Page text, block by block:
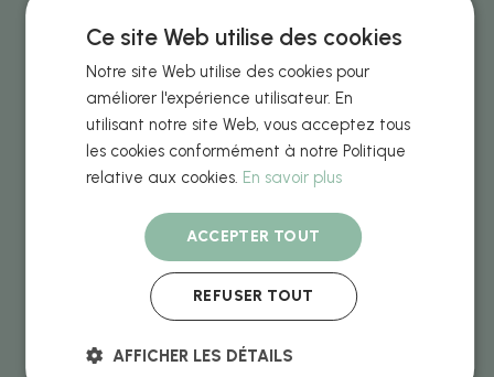
?
Dois-je payer des
taxes ?
plus rapide
Puis-je voir un
Ce site Web utilise des cookies
Notre site Web utilise des cookies pour
améliorer l'expérience utilisateur. En
utilisant notre site Web, vous acceptez tous
les cookies conformément à notre Politique
relative aux cookies. En savoir plus
ACCEPTER TOUT
REFUSER TOUT
AFFICHER LES DÉTAILS